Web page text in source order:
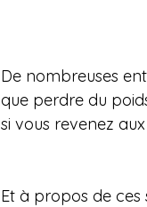
De nombreuses
que perdre du
si vous revenez
Et à propos de ces